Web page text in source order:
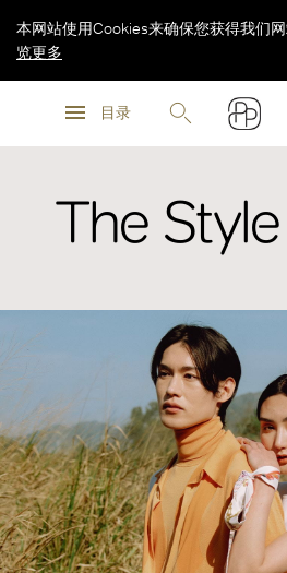
目录
本网站使用Cookies来确保您获得我们网
览更多
The